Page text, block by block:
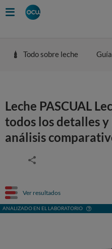
Todo sobre leche
Leche PASCUAL
todos los detalles
análisis
Ver resultados
ANALIZADO EN EL LABORATORIO